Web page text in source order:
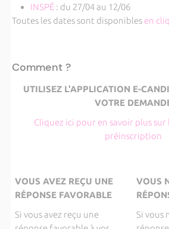
INSPÉ : du 27/04 au 12/06
Toutes les dates sont disponibles en
Comment ?
UTILISEZ L'APPLICATION E-
VOTRE
Cliquez ici pour en savoir plus
préinscription
VOUS AVEZ REÇU UNE
RÉPONSE FAVORABLE
Si vous avez reçu une
VOUS
Si vous